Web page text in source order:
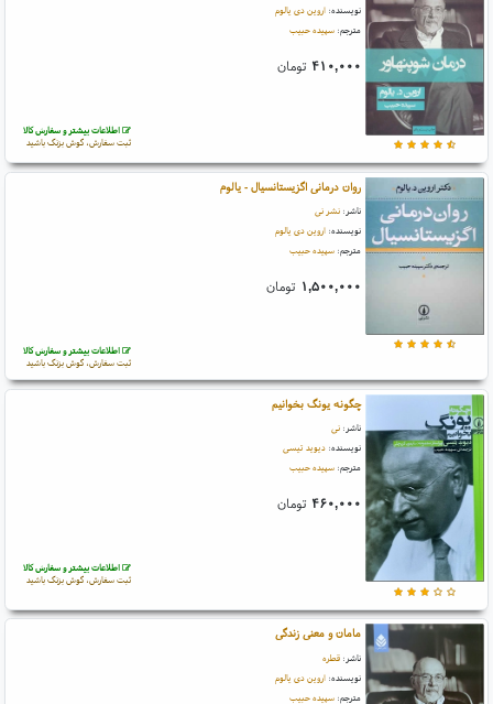
نویسنده: اروین دی یالوم
مترجم: سپیده حبیب
۴۱۰,۰۰۰ تومان
اطلاعات بیشتر و سفارش کالا
ثبت سفارش، گوش بزنگ باشید
روان درمانی اگزیستانسیال - یالوم
ناشر: نشر نی
نویسنده: اروین دی یالوم
مترجم: سپیده حبیب
۱,۵۰۰,۰۰۰ تومان
اطلاعات بیشتر و سفارش کالا
ثبت سفارش، گوش بزنگ باشید
چگونه یونگ بخوانیم
ناشر: نی
نویسنده: دیوید تیسی
مترجم: سپیده حبیب
۴۶۰,۰۰۰ تومان
اطلاعات بیشتر و سفارش کالا
ثبت سفارش، گوش بزنگ باشید
مامان و معنی زندگی
ناشر: قطره
نویسنده: اروین دی یالوم
مترجم: سپیده حبیب